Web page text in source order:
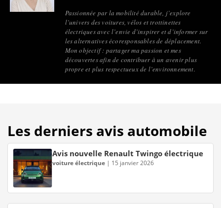
Passionnée par la mobilité durable, j’explore
l’univers des voitures, vélos et trottinettes
électriques avec l’envie d’inspirer et d’informer sur
les alternatives écoresponsables de déplacement.
Mon objectif : partager ma passion et mes
découvertes afin de contribuer à un avenir plus
propre et plus respectueux de l’environnement.
Les derniers avis automobile
Avis nouvelle Renault Twingo électrique
voiture électrique | 15 janvier 2026